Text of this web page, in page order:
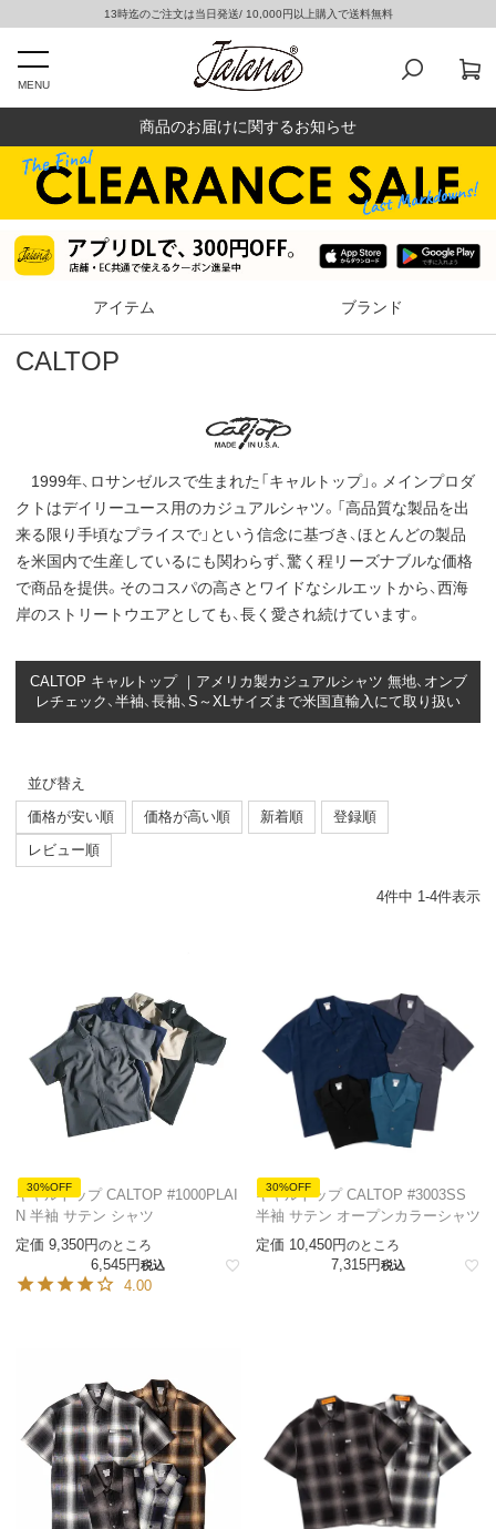
13時迄のご注文は当日発送/ 10,000円以上購入で送料無料
MENU
商品のお届けに関するお知らせ
アイテム ブランド
CALTOP
1999年、ロサンゼルスで生まれた「キャルトップ」。メインプロダ
クトはデイリーユース用のカジュアルシャツ。「高品質な製品を出
来る限り手頃なプライスで」という信念に基づき、ほとんどの製品
を米国内で生産しているにも関わらず、驚く程リーズナブルな価格
で商品を提供。そのコスパの高さとワイドなシルエットから、西海
岸のストリートウエアとしても、長く愛され続けています。
CALTOP キャルトップ ｜アメリカ製カジュアルシャツ 無地、オンブ
レチェック、半袖、長袖、S～XLサイズまで米国直輸入にて取り扱い
並び替え
価格が安い順
価格が高い順 新着順
登録順
レビュー順
4件中 1-4件表示
30%OFF
キャルトップ CALTOP #1000PLAI
N 半袖 サテン シャツ
定価 9,350 のところ
6,545 税込
4.00
30%OFF
キャルトップ CALTOP #3003SS
半袖 サテン オープンカラーシャツ
定価 10,450 のところ
7,315 税込